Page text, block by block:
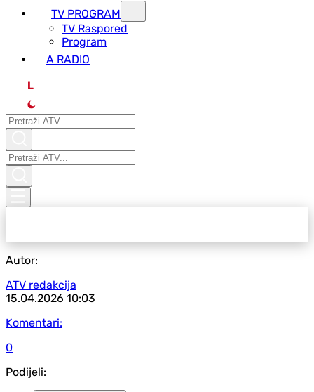
TV PROGRAM
ТV Raspored
Program
A RADIO
L
Autor:
ATV redakcija
15.04.2026 10:03
Komentari:
0
Podijeli: